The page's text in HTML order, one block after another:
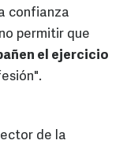
confianza
permitir que
el ejercicio
de la